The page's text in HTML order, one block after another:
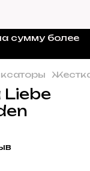
сумму более